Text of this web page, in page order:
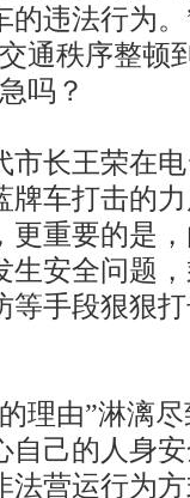
违法行为
通秩序整顿
吗？
长王荣在电
牌车打击的
更重要的是
生安全问题
等手段狠狠
由”淋漓尽
自己的人身
法营运行为